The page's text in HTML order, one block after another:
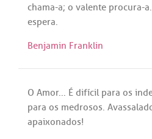
chama-a; o valente procura-a.
espera.
Benjamin Franklin
O Amor... É difícil para os
para os medrosos.
apaixonados!